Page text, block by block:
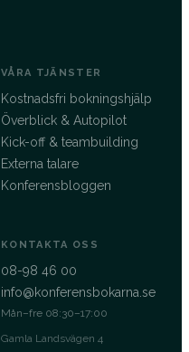
VÅRA TJÄNSTER
Kostnadsfri bokningshjälp
Överblick & Autopilot
Kick-off & teambuilding
Externa talare
Konferensbloggen
KONTAKTA OSS
08-98 46 00
info@konferensbokarna.se
Mån–fre 08:30–17:00
Gamla Landsvägen 4